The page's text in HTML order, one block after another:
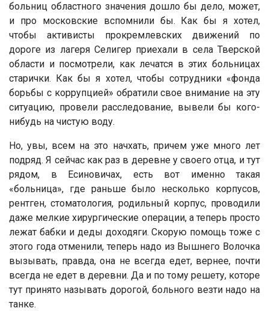
больниц областного значения дошло бы дело, может,
и про московские вспомнили бы. Как бы я хотел,
чтобы активисты прокремлевских движений по
дороге из лагеря Селигер приехали в села Тверской
области и посмотрели, как лечатся в этих больницах
старички. Как бы я хотел, чтобы сотрудники «фонда
борьбы с коррупцией» обратили свое внимание на эту
ситуацию, провели расследование, вывели бы кого-
нибудь на чистую воду.
Но, увы, всем на это начхать, причем уже много лет
подряд. Я сейчас как раз в деревне у своего отца, и тут
рядом, в Есиновичах, есть вот именно такая
«больница», где раньше было несколько корпусов,
рентген, стоматология, родильный корпус, проводили
даже мелкие хирургические операции, а теперь просто
лежат бабки и деды доходяги. Скорую помощь тоже с
этого года отменили, теперь надо из Вышнего Волочка
вызывать, правда, она не всегда едет, вернее, почти
всегда не едет в деревни. Да и по тому решету, которе
тут принято называть дорогой, больного везти надо на
танке.